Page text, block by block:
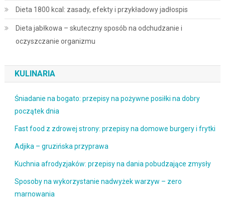
Dieta 1800 kcal: zasady, efekty i przykładowy jadłospis
Dieta jabłkowa – skuteczny sposób na odchudzanie i
oczyszczanie organizmu
KULINARIA
Śniadanie na bogato: przepisy na pożywne posiłki na dobry
początek dnia
Fast food z zdrowej strony: przepisy na domowe burgery i frytki
Adjika – gruzińska przyprawa
Kuchnia afrodyzjaków: przepisy na dania pobudzające zmysły
Sposoby na wykorzystanie nadwyżek warzyw – zero
marnowania